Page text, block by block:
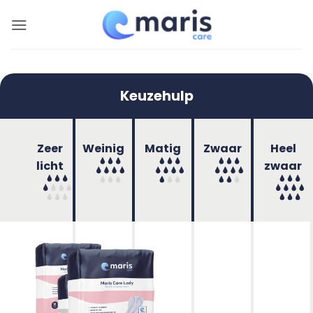
naar
Keuzehulp
Zeer
licht
Weinig Matig Zwaar
Heel
zwaar